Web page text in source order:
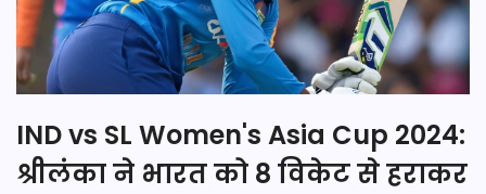
IND vs SL Women's Asia Cup 2024:
श्रीलंका ने भारत को 8 विकेट से हराकर